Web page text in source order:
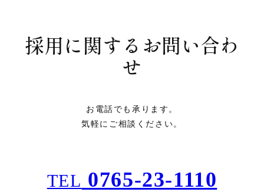
採用に関するお問い合わ
せ
お電話でも承ります。
気軽にご相談ください。
TEL 0765-23-1110